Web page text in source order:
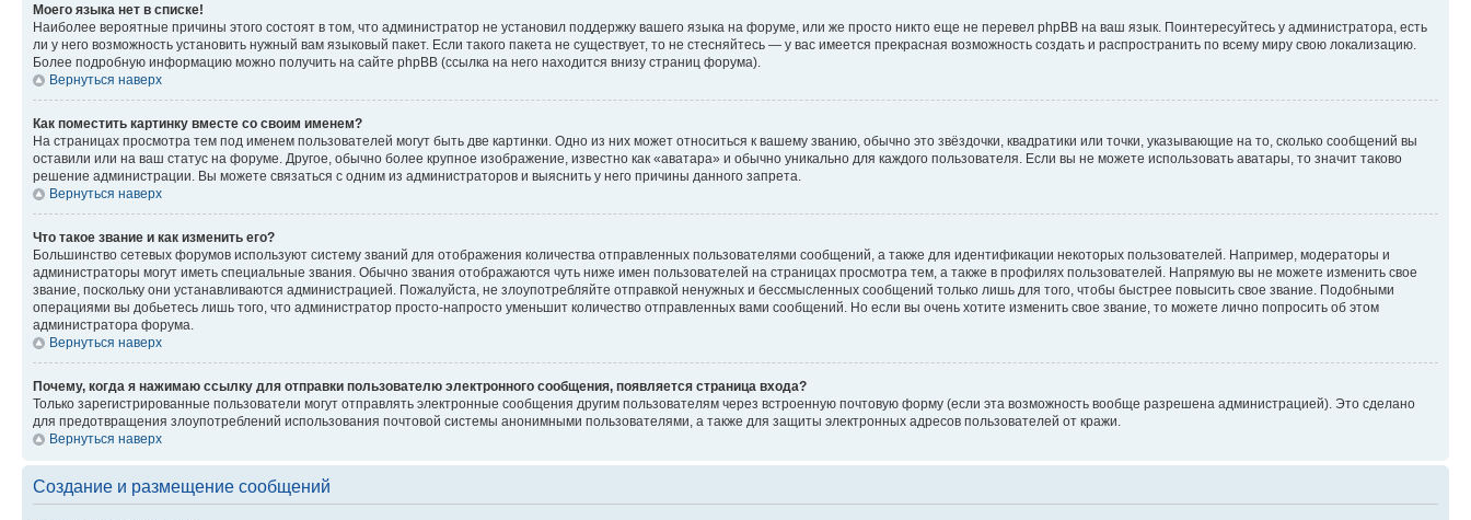
Моего языка нет в списке!
Наиболее вероятные причины этого состоят в том, что администратор не установил поддержку вашего языка на форуме, или же просто никто еще не перевел phpBB на ваш язык. Поинтересуйтесь у администратора, есть
ли у него возможность установить нужный вам языковый пакет. Если такого пакета не существует, то не стесняйтесь — у вас имеется прекрасная возможность создать и распространить по всему миру свою локализацию.
Более подробную информацию можно получить на сайте phpBB (ссылка на него находится внизу страниц форума).
Вернуться наверх
Как поместить картинку вместе со своим именем?
На страницах просмотра тем под именем пользователей могут быть две картинки. Одно из них может относиться к вашему званию, обычно это звёздочки, квадратики или точки, указывающие на то, сколько сообщений вы
оставили или на ваш статус на форуме. Другое, обычно более крупное изображение, известно как «аватара» и обычно уникально для каждого пользователя. Если вы не можете использовать аватары, то значит таково
решение администрации. Вы можете связаться с одним из администраторов и выяснить у него причины данного запрета.
Вернуться наверх
Что такое звание и как изменить его?
Большинство сетевых форумов используют систему званий для отображения количества отправленных пользователями сообщений, а также для идентификации некоторых пользователей. Например, модераторы и
администраторы могут иметь специальные звания. Обычно звания отображаются чуть ниже имен пользователей на страницах просмотра тем, а также в профилях пользователей. Напрямую вы не можете изменить свое
звание, поскольку они устанавливаются администрацией. Пожалуйста, не злоупотребляйте отправкой ненужных и бессмысленных сообщений только лишь для того, чтобы быстрее повысить свое звание. Подобными
операциями вы добьетесь лишь того, что администратор просто-напросто уменьшит количество отправленных вами сообщений. Но если вы очень хотите изменить свое звание, то можете лично попросить об этом
администратора форума.
Вернуться наверх
Почему, когда я нажимаю ссылку для отправки пользователю электронного сообщения, появляется страница входа?
Только зарегистрированные пользователи могут отправлять электронные сообщения другим пользователям через встроенную почтовую форму (если эта возможность вообще разрешена администрацией). Это сделано
для предотвращения злоупотреблений использования почтовой системы анонимными пользователями, а также для защиты электронных адресов пользователей от кражи.
Вернуться наверх
Создание и размещение сообщений